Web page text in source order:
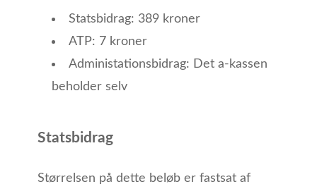
Statsbidrag: 389 kroner
ATP: 7 kroner
Administationsbidrag: Det a-kassen
beholder selv
Statsbidrag
Størrelsen på dette beløb er fastsat af